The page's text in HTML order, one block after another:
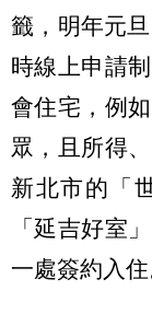
籤，明年元
時線上申請
會住宅，例
眾，且所得
新北市的「
「延吉好室
一處簽約入住